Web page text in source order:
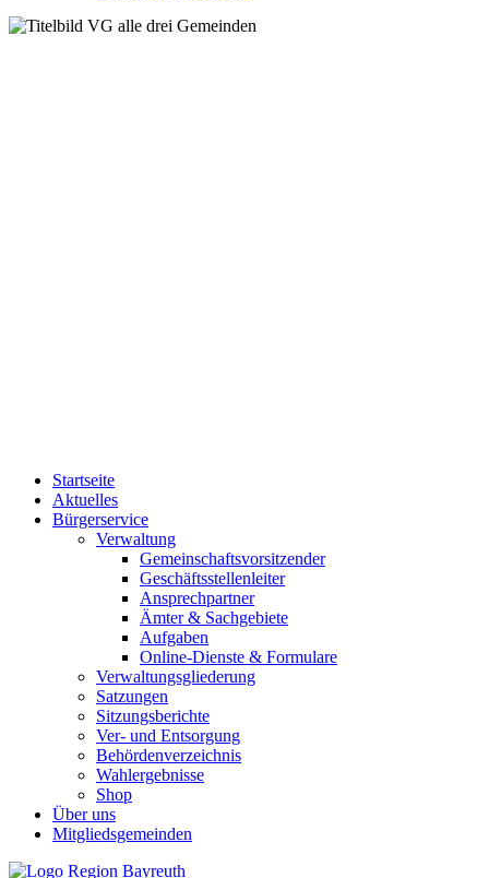
Startseite
Aktuelles
Bürgerservice
Verwaltung
Gemeinschaftsvorsitzender
Geschäftsstellenleiter
Ansprechpartner
Ämter & Sachgebiete
Aufgaben
Online-Dienste & Formulare
Verwaltungsgliederung
Satzungen
Sitzungsberichte
Ver- und Entsorgung
Behördenverzeichnis
Wahlergebnisse
Shop
Über uns
Mitgliedsgemeinden